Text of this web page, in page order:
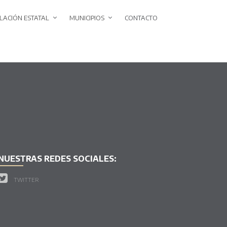
ESTATAL MUNICIPIOS CONTACTO
REDES SOCIALES:
TWITTER